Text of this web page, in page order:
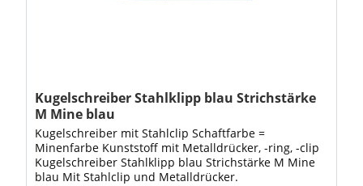
Kugelschreiber Stahlklipp blau Strichstärke
M Mine blau
Kugelschreiber mit Stahlclip Schaftfarbe =
Minenfarbe Kunststoff mit Metalldrücker, -ring, -clip
Kugelschreiber Stahlklipp blau Strichstärke M Mine
blau Mit Stahlclip und Metalldrücker.